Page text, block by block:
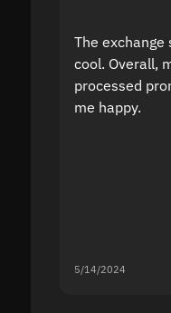
The
cool. Overall,
processed
me happy.
5/14/2024